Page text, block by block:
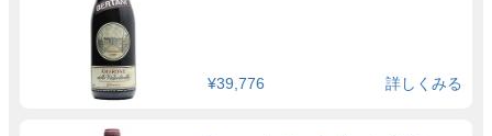
¥39,776 詳しくみる